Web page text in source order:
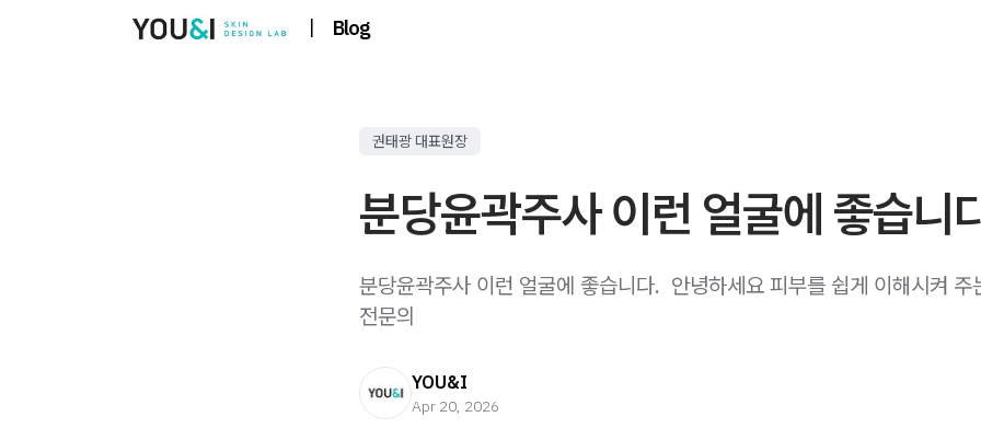
| Blog
권태광 대표원장
분당윤곽주사 이런 얼굴에 좋습니
분당윤곽주사 이런 얼굴에 좋습니다. ​ 안녕하세요 피부를 쉽게 이해시켜 주
전문의
YOU&I
Apr 20, 2026